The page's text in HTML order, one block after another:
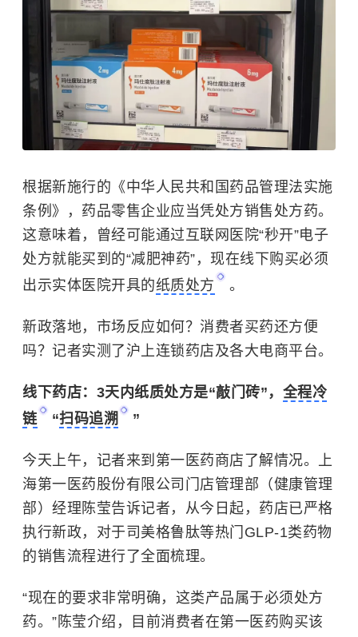
根据新施行的《中华人民共和国药品管理法实施
条例》，药品零售企业应当凭处方销售处方药。
这意味着，曾经可能通过互联网医院“秒开”电子
处方就能买到的“减肥神药”，现在线下购买必须
出示实体医院开具的纸质处方 。
新政落地，市场反应如何？消费者买药还方便
吗？记者实测了沪上连锁药店及各大电商平台。
线下药店：3天内纸质处方是“敲门砖”， 全程冷
链
“扫码追溯 ”
今天上午，记者来到第一医药商店了解情况。上
海第一医药股份有限公司门店管理部（健康管理
部）经理陈莹告诉记者，从今日起，药店已严格
执行新政，对于司美格鲁肽等热门GLP-1类药物
的销售流程进行了全面梳理。
“现在的要求非常明确，这类产品属于必须处方
药。”陈莹介绍，目前消费者在第一医药购买该